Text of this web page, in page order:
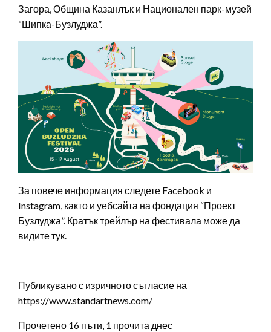
Загора, Община Казанлък и Национален парк-музей
“Шипка-Бузлуджа”.
За повече информация следете Facebook и
Instagram, както и уебсайта на фондация “Проект
Бузлуджа”. Кратък трейлър на фестивала може да
видите тук.
Публикувано с изричното съгласие на
https://www.standartnews.com/
Прочетено 16 пъти, 1 прочита днес